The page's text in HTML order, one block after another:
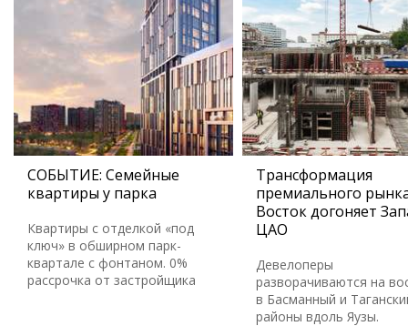
СОБЫТИЕ: Семейные
квартиры у парка
Квартиры с отделкой «под
ключ» в обширном парк-
квартале с фонтаном. 0%
рассрочка от застройщика
Трансформация
премиального
Восток догоняет
ЦАО
Девелоперы
разворачиваются на
в Басманный и
районы вдоль Яузы.